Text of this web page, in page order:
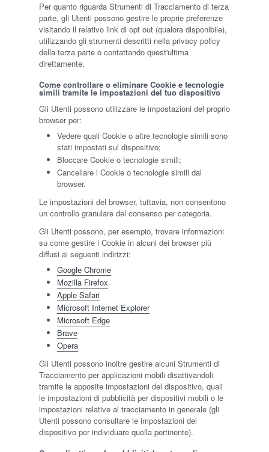
Per quanto riguarda Strumenti di Tracciamento di terza
parte, gli Utenti possono gestire le proprie preferenze
visitando il relativo link di opt out (qualora disponibile),
utilizzando gli strumenti descritti nella privacy policy
della terza parte o contattando quest'ultima
direttamente.
Come controllare o eliminare Cookie e tecnologie
simili tramite le impostazioni del tuo dispositivo
Gli Utenti possono utilizzare le impostazioni del proprio
browser per:
Vedere quali Cookie o altre tecnologie simili sono
stati impostati sul dispositivo;
Bloccare Cookie o tecnologie simili;
Cancellare i Cookie o tecnologie simili dal
browser.
Le impostazioni del browser, tuttavia, non consentono
un controllo granulare del consenso per categoria.
Gli Utenti possono, per esempio, trovare informazioni
su come gestire i Cookie in alcuni dei browser più
diffusi ai seguenti indirizzi:
Google Chrome
Mozilla Firefox
Apple Safari
Microsoft Internet Explorer
Microsoft Edge
Brave
Opera
Gli Utenti possono inoltre gestire alcuni Strumenti di
Tracciamento per applicazioni mobili disattivandoli
tramite le apposite impostazioni del dispositivo, quali
le impostazioni di pubblicità per dispositivi mobili o le
impostazioni relative al tracciamento in generale (gli
Utenti possono consultare le impostazioni del
dispositivo per individuare quella pertinente).